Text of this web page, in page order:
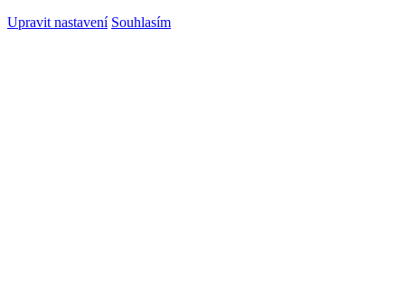
Upravit nastavení Souhlasím